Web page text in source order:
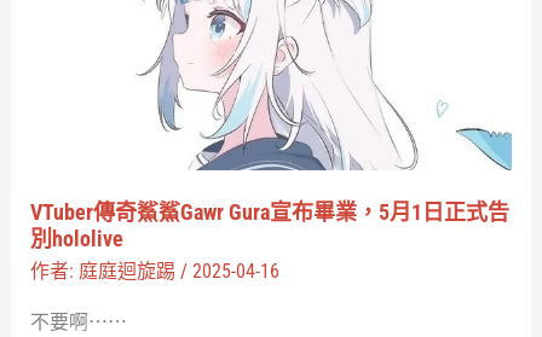
VTuber傳奇鯊鯊Gawr Gura宣布畢業，5月1日正式告
別hololive
作者: 庭庭迴旋踢 / 2025-04-16
不要啊⋯⋯
畢
業，